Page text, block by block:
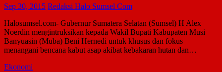
Sep 30, 2015 Redaksi Halo Sumsel Com
Halosumsel.com- Gubernur Sumatera Selatan (Sumsel) H Alex
Noerdin mengintruksikan kepada Wakil Bupati Kabupaten Musi
Banyuasin (Muba) Beni Hernedi untuk khusus dan fokus
menangani bencana kabut asap akibat kebakaran hutan dan…
Ekonomi